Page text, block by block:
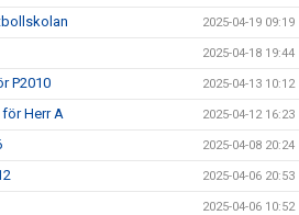
2025-04-19 09:19
2025-04-18 19:44
P2010 2025-04-13 10:12
Herr A 2025-04-12 16:23
2025-04-08 20:24
2025-04-06 20:53
2025-04-06 10:52